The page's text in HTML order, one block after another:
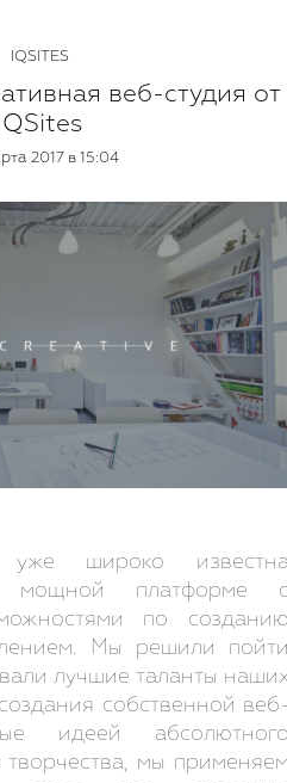
IQSITES
веб-студия от
IQSites
2017 в 15:04
уже широко
мощной платформе
по
Мы решили
лучшие таланты
собственной
идеей
творчества, мы